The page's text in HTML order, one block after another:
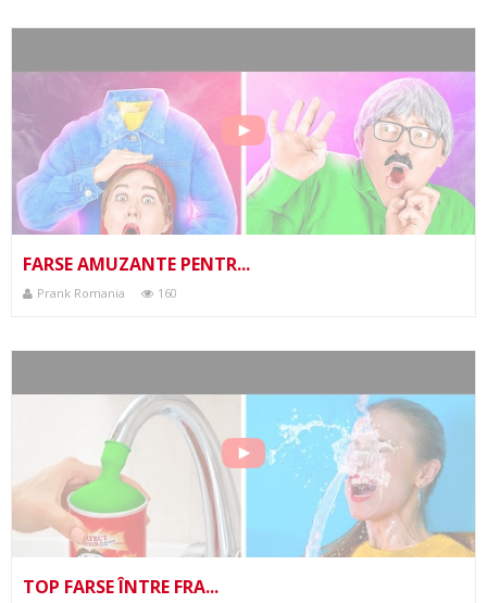
FARSE AMUZANTE PENTR...
Prank Romania 160
TOP FARSE ÎNTRE FRA...